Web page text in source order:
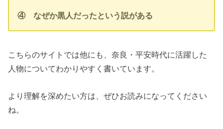
④ なぜか黒人だったという説がある
こちらのサイトでは他にも、奈良・平安時代に活躍した
人物についてわかりやすく書いています。
より理解を深めたい方は、ぜひお読みになってください
ね。